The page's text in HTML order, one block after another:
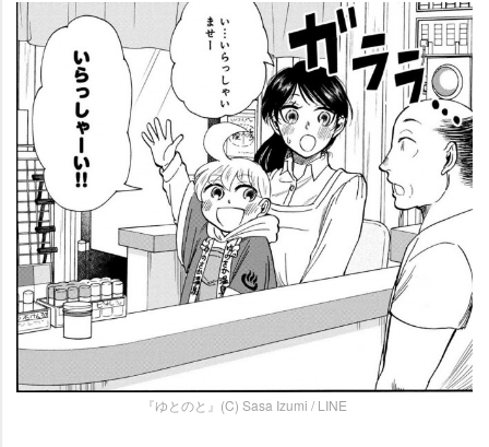
『ゆとのと』(C) Sasa Izumi / LINE